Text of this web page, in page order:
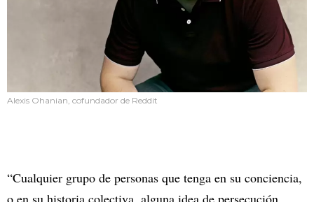
Alexis Ohanian, cofundador de Reddit
“Cualquier grupo de personas que tenga en su conciencia,
o en su historia colectiva, alguna idea de persecución,